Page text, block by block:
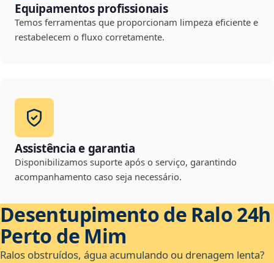
Equipamentos profissionais
Temos ferramentas que proporcionam limpeza eficiente e
restabelecem o fluxo corretamente.
Assistência e garantia
Disponibilizamos suporte após o serviço, garantindo
acompanhamento caso seja necessário.
Desentupimento de Ralo 24h
Perto de Mim
Ralos obstruídos, água acumulando ou drenagem lenta?